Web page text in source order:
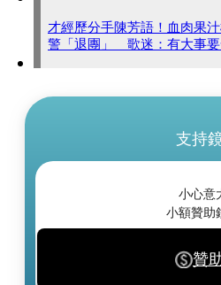
才經歷分手陳芳語！血肉果
警「退團」 歌迷：有大事要
支持
小心意
小額贊助
贊